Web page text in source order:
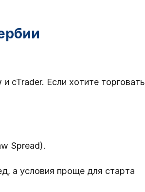
cTrader. Если хотите торговать
Spread).
а условия проще для старта